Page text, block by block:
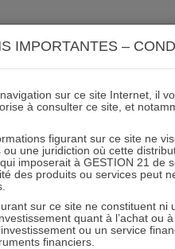
mars
IMPORTANTES –
sur ce site Internet, il
à consulter ce site, et
figurant sur ce site ne
une juridiction où cette
imposerait à GESTION 21 de
des produits ou services peut
sur ce site ne constituent ni
quant à l’achat ou
ou un service
financiers.